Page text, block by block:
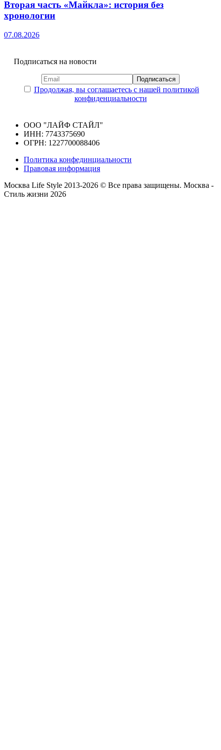
Вторая часть «Майкла»: история без
хронологии
07.08.2026
Подписаться на новости
Продолжая, вы соглашаетесь с нашей политикой
конфиденциальности
ООО "ЛАЙФ СТАЙЛ"
ИНН: 7743375690
ОГРН: 1227700088406
Политика конфединциальности
Правовая информация
Москва Life Style 2013-2026 © Все права защищены. Москва -
Стиль жизни 2026